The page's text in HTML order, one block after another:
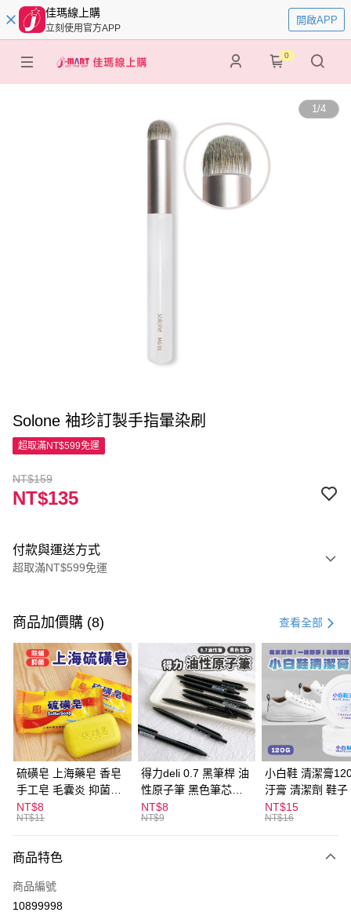
佳瑪線上購
立刻使用官方APP
開啟APP
0
1/4
Solone 袖珍訂製手指暈染刷
超取滿NT$599免運
NT$159
NT$135
付款與運送方式
超取滿NT$599免運
信用卡一次付款
超商取貨付款
LINE Pay
Apple Pay
街口支付
悠遊付
ATM付款
全家取貨付款
每筆NT$60，滿NT$599(含以上)免運費
付款後全家取貨
商品加價購 (8) 查看全部
硫磺皂 上海藥皂 香皂
手工皂 毛囊炎 抑菌除
蟎 清潔護膚 去油去痘
寵物皮膚病 狗狗貓咪
NT$8
NT$11
得力deli 0.7 黑筆桿 油
性原子筆 黑色筆芯
S304
NT$8
NT$9
小白鞋 清潔膏
汙膏 清潔劑 鞋子
漬 白皮鞋 鞋油
NT$15
NT$16
商品特色
商品編號
10899998